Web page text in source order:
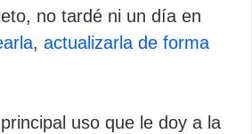
no tardé ni un día en
, actualizarla de forma
uso que le doy a la